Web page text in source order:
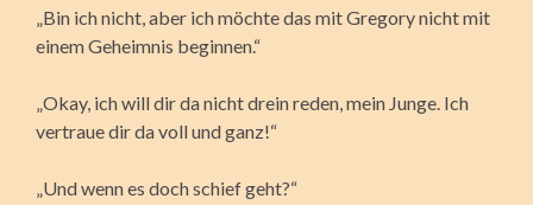
„Bin ich nicht, aber ich möchte das mit Gregory nicht mit
einem Geheimnis beginnen.“
„Okay, ich will dir da nicht drein reden, mein Junge. Ich
vertraue dir da voll und ganz!“
„Und wenn es doch schief geht?“